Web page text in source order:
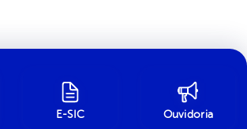
E-SIC Ouvidoria